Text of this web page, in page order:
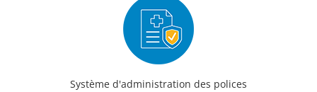
Système d'administration des polices